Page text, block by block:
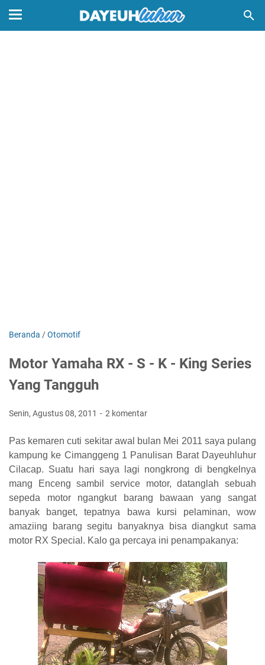
Beranda /Otomotif
Motor Yamaha RX - S - K - King Series
Yang Tangguh
Senin, Agustus 08, 2011 2 komentar
Pas kemaren cuti sekitar awal bulan Mei 2011 saya pulang
kampung ke Cimanggeng 1 Panulisan Barat Dayeuhluhur
Cilacap. Suatu hari saya lagi nongkrong di bengkelnya
mang Enceng sambil service motor, datanglah sebuah
sepeda motor ngangkut barang bawaan yang sangat
banyak banget, tepatnya bawa kursi pelaminan, wow
amaziing barang segitu banyaknya bisa diangkut sama
motor RX Special. Kalo ga percaya ini penampakanya: